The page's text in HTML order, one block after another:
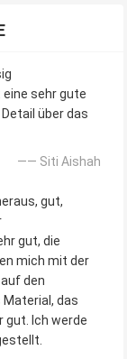
sehr gute
über das
—— Siti Aishah
gut,
gut, die
mich mit der
den
das
gut. Ich werde